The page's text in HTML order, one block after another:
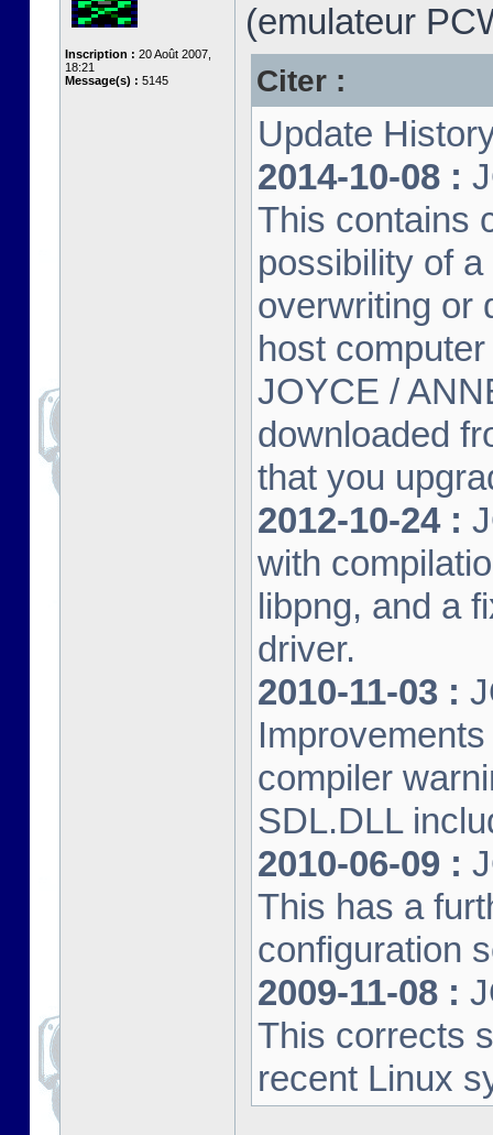
Inscription : 20 Août 2007,
18:21
Message(s) : 5145
(emulateur
Citer :
Update
2014-10-08 :
This contains
possibility of
overwriting or
host
JOYCE /
downloaded
that you
2012-10-24 :
with
libpng, and a
driver.
2010-11-03 :
compiler
SDL.DLL
2010-06-09 :
This has a
configuration
2009-11-08 :
This corrects
recent Linux